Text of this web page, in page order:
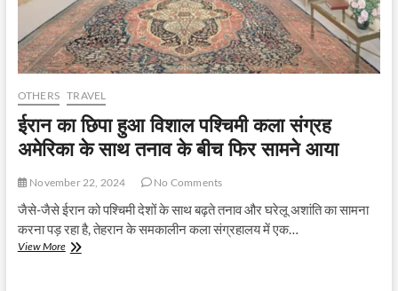
OTHERS TRAVEL
ईरान का छिपा हुआ विशाल पश्चिमी कला संग्रह
अमेरिका के साथ तनाव के बीच फिर सामने आया
November 22, 2024 No Comments
जैसे-जैसे ईरान को पश्चिमी देशों के साथ बढ़ते तनाव और घरेलू अशांति का सामना
करना पड़ रहा है, तेहरान के समकालीन कला संग्रहालय में एक…
View Moreईरान